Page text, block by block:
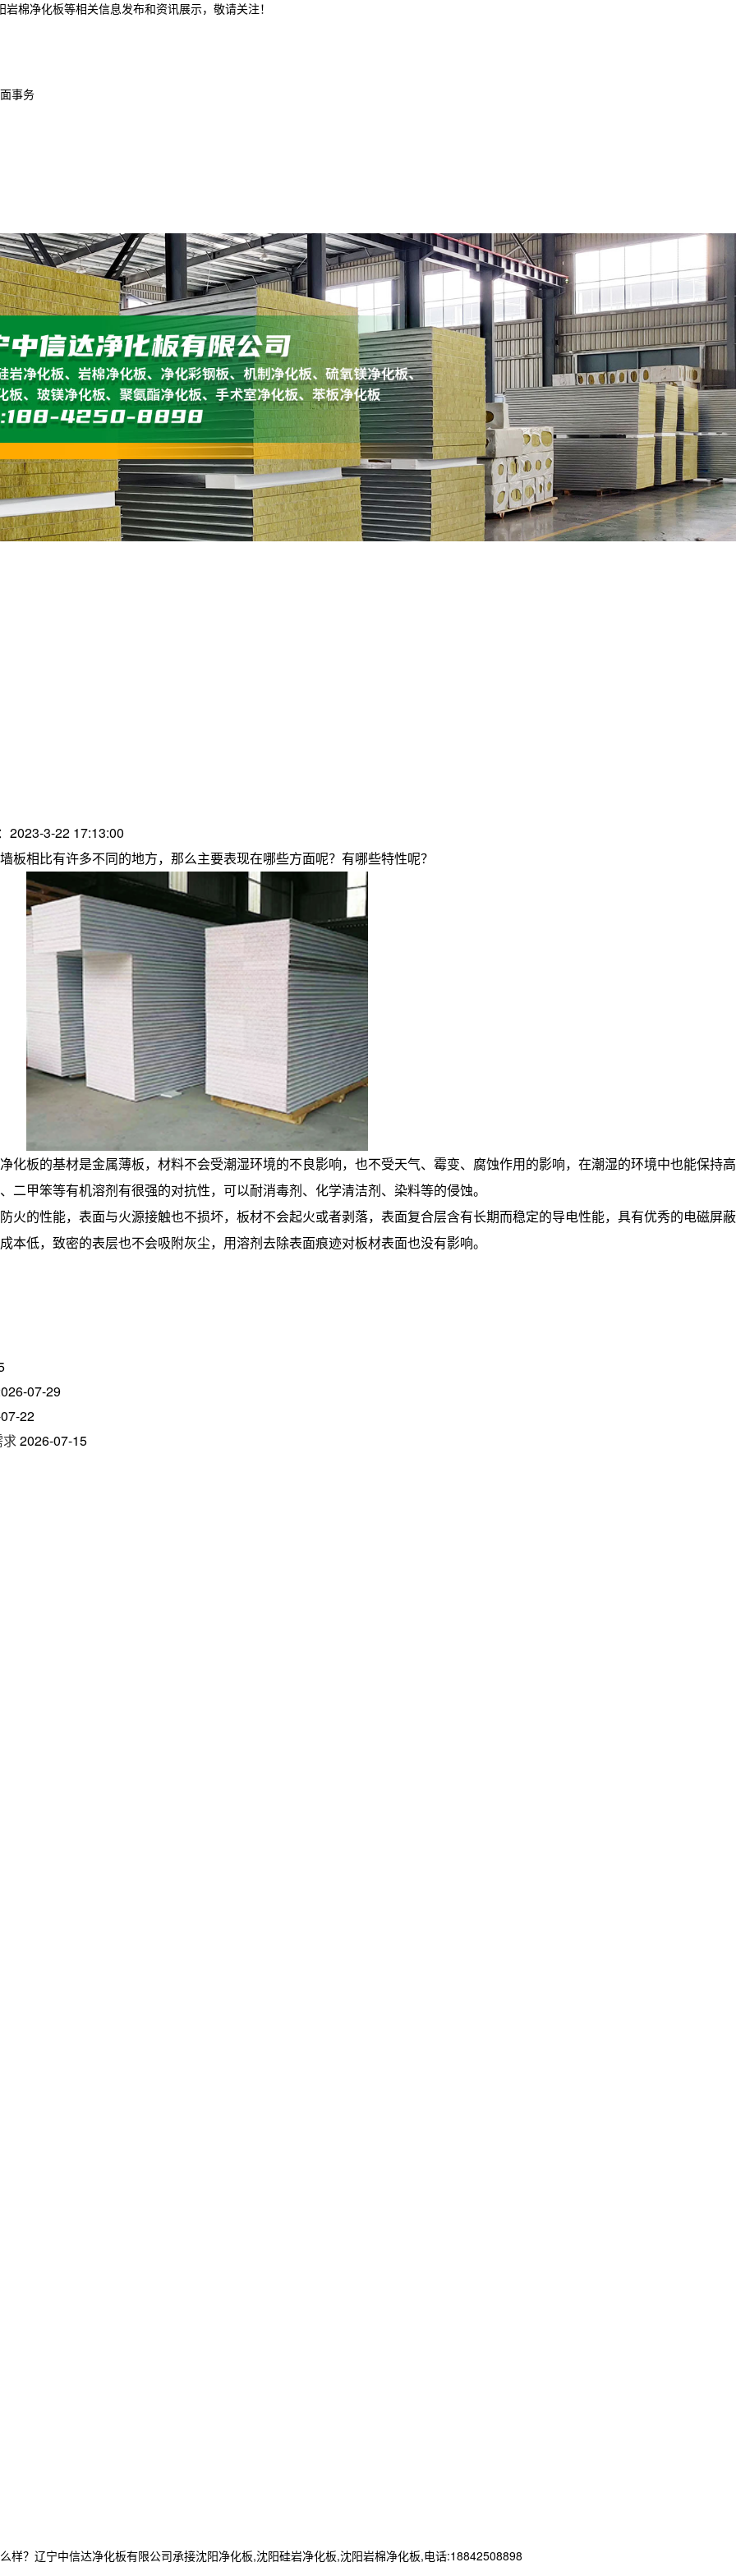
棉净化板等相关信息发布和资讯展示，敬请关注！
事务
2023-3-22 17:13:00
板相比有许多不同的地方，那么主要表现在哪些方面呢？有哪些特性呢？
化板的基材是金属薄板，材料不会受潮湿环境的不良影响，也不受天气、霉变、腐蚀作用的影响，在潮湿的环境中也能保持高
甲笨等有机溶剂有很强的对抗性，可以耐消毒剂、化学清洁剂、染料等的侵蚀。
火的性能，表面与火源接触也不损坏，板材不会起火或者剥落，表面复合层含有长期而稳定的导电性能，具有优秀的电磁屏蔽
低，致密的表层也不会吸附灰尘，用溶剂去除表面痕迹对板材表面也没有影响。
07-29
22
求2026-07-15
样？辽宁中信达净化板有限公司承接沈阳净化板,沈阳硅岩净化板,沈阳岩棉净化板,电话:18842508898